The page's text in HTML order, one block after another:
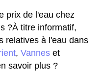
prix de l'eau chez
?À titre informatif,
relatives à l'eau dans
, Vannes et
savoir plus ?